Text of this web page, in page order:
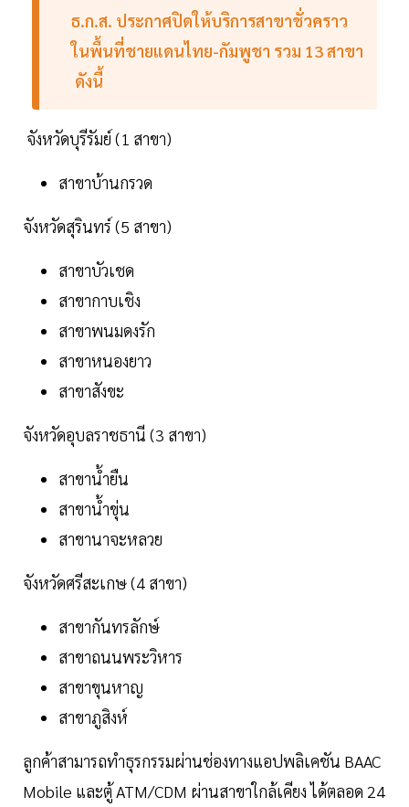
ธ.ก.ส. ประกาศปิดให้บริการสาขาชั่วคราว
ในพื้นที่ชายแดนไทย-กัมพูชา รวม 13 สาขา
ดังนี้
จังหวัดบุรีรัมย์ (1 สาขา)
สาขาบ้านกรวด
จังหวัดสุรินทร์ (5 สาขา)
สาขาบัวเชด
สาขากาบเชิง
สาขาพนมดงรัก
สาขาหนองยาว
สาขาสังขะ
จังหวัดอุบลราชธานี (3 สาขา)
สาขาน้ำยืน
สาขาน้ำขุ่น
สาขานาจะหลวย
จังหวัดศรีสะเกษ (4 สาขา)
สาขากันทรลักษ์
สาขาถนนพระวิหาร
สาขาขุนหาญ
สาขาภูสิงห์
ลูกค้าสามารถทำธุรกรรมผ่านช่องทางแอปพลิเคชัน BAAC
Mobile และตู้ ATM/CDM ผ่านสาขาใกล้เคียง ได้ตลอด 24